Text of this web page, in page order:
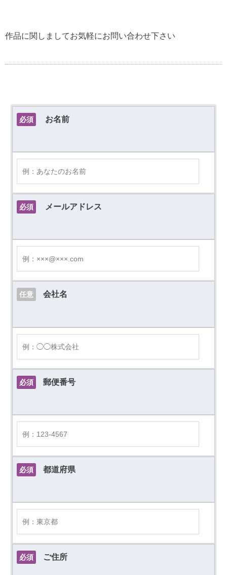
作品に関しましてお気軽にお問い合わせ下さい
必須 お名前
必須 メールアドレス
任意 会社名
必須 郵便番号
必須 都道府県
必須 ご住所